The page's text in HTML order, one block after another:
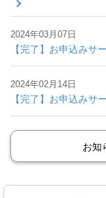
2024年03月07日
【完了】お申込みサ
2024年02月14日
【完了】お申込みサ
お知